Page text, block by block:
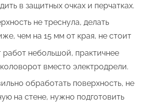
в защитных очках и перчатках.
не треснула, делать
чем на 15 мм от края, не стоит
работ небольшой, практичнее
вместо электродрели.
обработать поверхность, не
на стене, нужно подготовить